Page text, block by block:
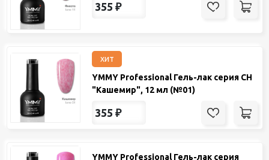
355 ₽
хит
YMMY Professional Гель-лак серия CH
"Кашемир", 12 мл (№01)
355 ₽
YMMY Professional Гель-лак серия